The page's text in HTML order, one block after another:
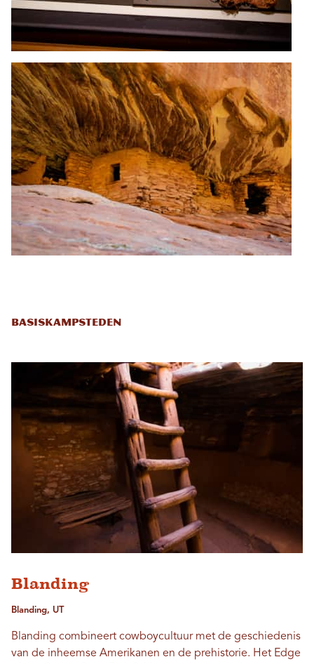
Basiskampsteden
Blanding
Blanding, UT
Blanding combineert cowboycultuur met de geschiedenis
van de inheemse Amerikanen en de prehistorie. Het Edge